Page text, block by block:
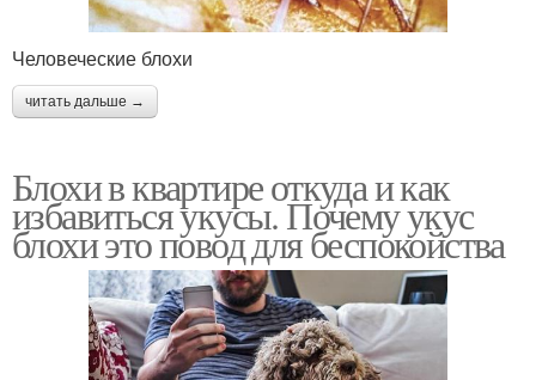
Человеческие блохи
читать дальше →
Блохи в квартире откуда и как
избавиться укусы. Почему укус
блохи это повод для беспокойства